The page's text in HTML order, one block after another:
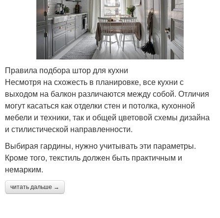
Правила подбора штор для кухни
Несмотря на схожесть в планировке, все кухни с
выходом на балкон различаются между собой. Отличия
могут касаться как отделки стен и потолка, кухонной
мебели и техники, так и общей цветовой схемы дизайна
и стилистической направленности.
Выбирая гардины, нужно учитывать эти параметры.
Кроме того, текстиль должен быть практичным и
немарким.
читать дальше →